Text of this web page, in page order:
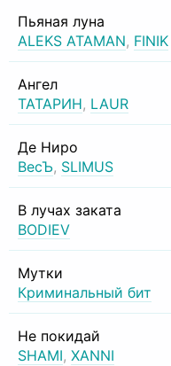
Пьяная луна
ALEKS ATAMAN, FINIK
Ангел
ТАТАРИН, LAUR
Де Ниро
ВесЪ, SLIMUS
В лучах заката
BODIEV
Мутки
Криминальный бит
Не покидай
SHAMI, XANNI